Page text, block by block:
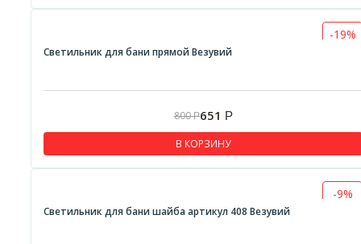
-19%
Светильник для бани прямой Везувий
800Р651 Р
В КОРЗИНУ
-9%
Светильник для бани шайба артикул 408 Везувий